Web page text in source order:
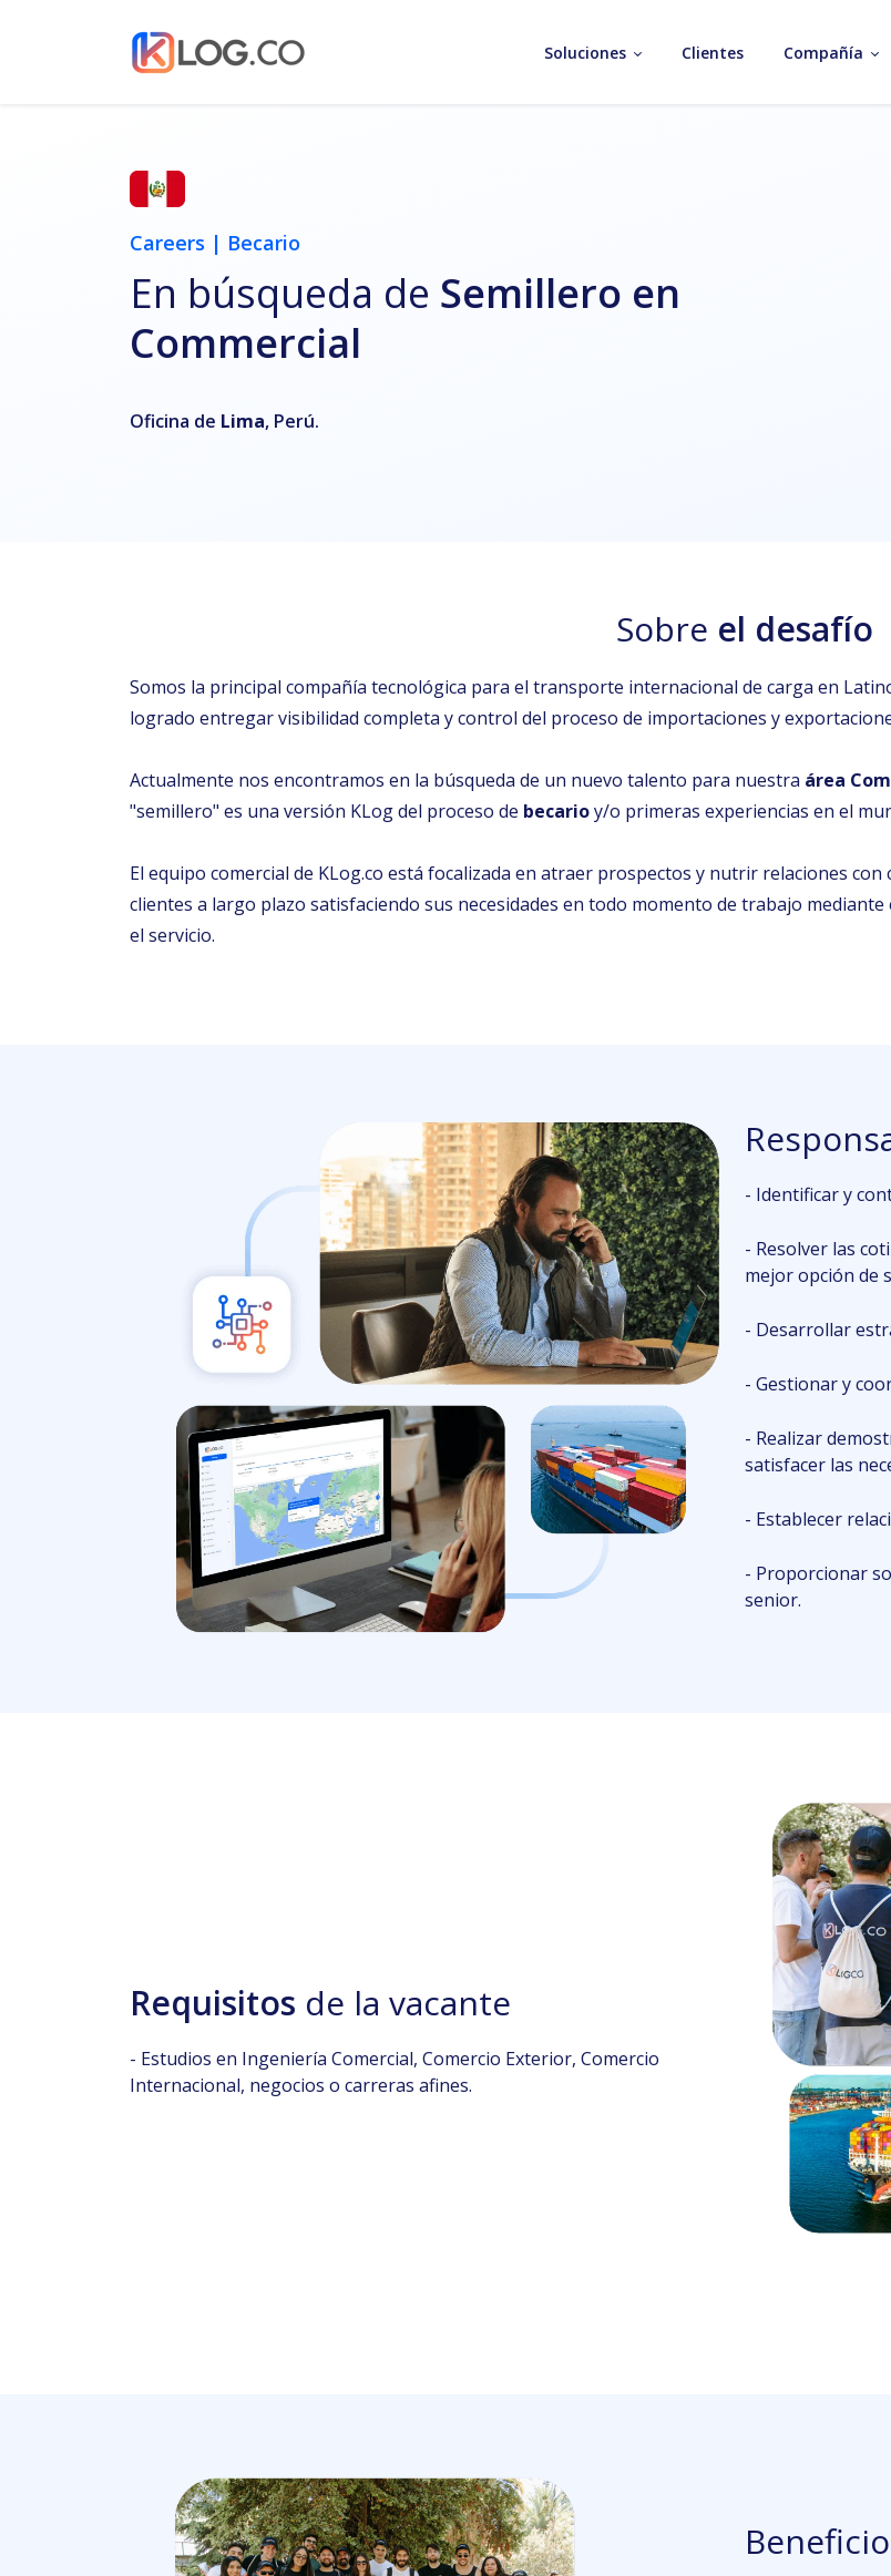
Soluciones Clientes Compañía
Careers | Becario
En búsqueda de Semillero en
Commercial
Oficina de Lima, Perú.
Sobre el desafío
Somos la principal compañía tecnológica para el transporte internacional de carga en
logrado entregar visibilidad completa y control del proceso de importaciones y
Actualmente nos encontramos en la búsqueda de un nuevo talento para nuestra área
"semillero" es una versión KLog del proceso de becarioy/o primeras experiencias en el
El equipo comercial de KLog.co está focalizada en atraer prospectos y nutrir relaciones
clientes a largo plazo satisfaciendo sus necesidades en todo momento de trabajo
el servicio.
Resp
- Identificar y
- Resolver las
mejor opción de
- Desarrollar
- Gestionar y
- Realizar
satisfacer las
- Establecer
- Proporcionar
senior.
Requisitos de la vacante
- Estudios en Ingeniería Comercial, Comercio Exterior, Comercio
Internacional, negocios o carreras afines.